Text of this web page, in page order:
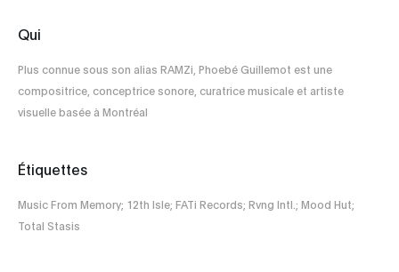
Qui
Plus connue sous son alias RAMZi, Phoebé Guillemot est une
compositrice, conceptrice sonore, curatrice musicale et artiste
visuelle basée à Montréal
Étiquettes
Music From Memory; 12th Isle; FATi Records; Rvng Intl.; Mood Hut;
Total Stasis